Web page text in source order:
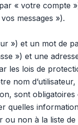
« votre compte
messages »).
») et un mot de
») et une
les lois de
nom
sont obligatoires
quelles
ou non à la liste de